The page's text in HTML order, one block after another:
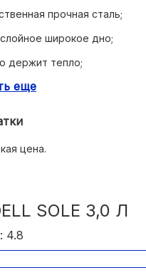
прочная сталь;
широкое дно;
держит тепло;
не нагревается;
еще
цена.
SOLE 3,0 Л
4.8